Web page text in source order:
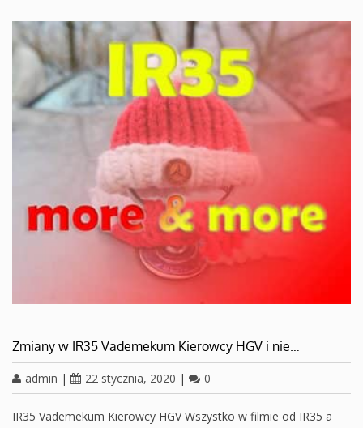
Zmiany w IR35 Vademekum Kierowcy HGV i nie…
admin | 22 stycznia, 2020 | 0
IR35 Vademekum Kierowcy HGV Wszystko w filmie od IR35 a